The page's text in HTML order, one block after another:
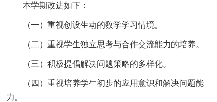
本学期改进如下：
（一）重视创设生动的数学学习情境。
（二）重视学生独立思考与合作交流能力的培养。
（三）积极提倡解决问题策略的多样化。
（四）重视培养学生初步的应用意识和解决问题能
力。